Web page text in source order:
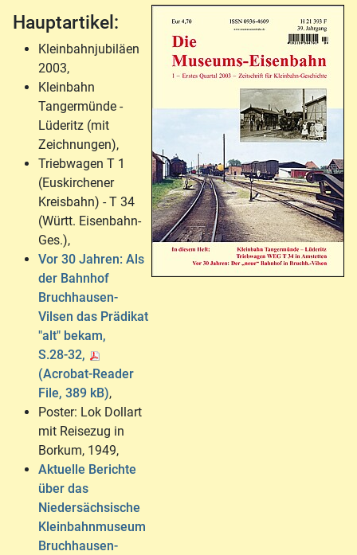
Hauptartikel:
Kleinbahnjubiläen
2003,
Kleinbahn
Tangermünde -
Lüderitz (mit
Zeichnungen),
Triebwagen T 1
(Euskirchener
Kreisbahn) - T 34
(Württ. Eisenbahn-
Ges.),
Vor 30 Jahren: Als
der Bahnhof
Bruchhausen-
Vilsen das Prädikat
"alt" bekam,
S.28-32,
(Acrobat-Reader
File, 389 kB),
Poster: Lok Dollart
mit Reisezug in
Borkum, 1949,
Aktuelle Berichte
über das
Niedersächsische
Kleinbahnmuseum
Bruchhausen-